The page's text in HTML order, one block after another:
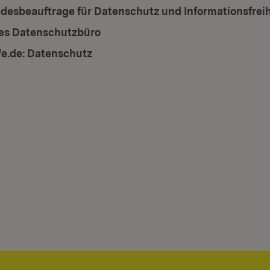
für Datenschutz und
Datenschutzbüro
Datenschutz